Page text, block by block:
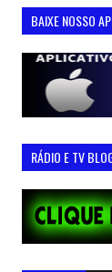
BAIXE NOSSO
RÁDIO E TV